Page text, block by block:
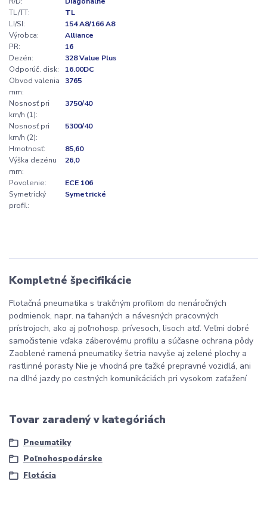
TL/TT:
TL
LI/SI:
154 A8/166 A8
Výrobca:
Alliance
PR:
16
Dezén:
328 Value Plus
Odporúč. disk:
16.00DC
Obvod valenia
mm:
3765
Nosnosť pri
km/h (1):
3750/40
Nosnosť pri
km/h (2):
5300/40
Hmotnosť:
85,60
Výška dezénu
mm:
26,0
Povolenie:
ECE 106
Symetrický
profil:
Symetrické
Kompletné špecifikácie
Flotačná pneumatika s trakčným profilom do nenáročných
podmienok, napr. na ťahaných a návesných pracovných
prístrojoch, ako aj poľnohosp. prívesoch, lisoch atď. Veľmi dobré
samočistenie vďaka záberovému profilu a súčasne ochrana pôdy
Zaoblené ramená pneumatiky šetria navyše aj zelené plochy a
rastlinné porasty Nie je vhodná pre ťažké prepravné vozidlá, ani
na dlhé jazdy po cestných komunikáciách pri vysokom zaťažení
Tovar zaradený v kategóriách
Pneumatiky
Poľnohospodárske
Flotácia